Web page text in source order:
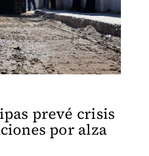
prevé crisis
por alza